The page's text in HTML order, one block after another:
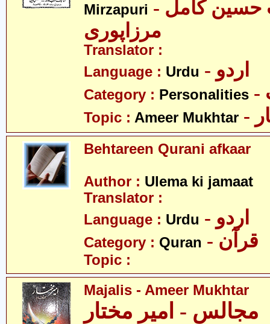
Mirzapuri - سید بشارت حسین کامل
مرزاپوری
Translator :
Language : Urdu - اردو
Category : Personalities
Topic : Ameer Mukhtar
Behtareen Qurani afkaar
Author : Ulema ki jamaat
Translator :
Language : Urdu - اردو
Category : Quran - قرآن
Topic :
Majalis - Ameer Mukhtar
مجالس - امیر مختار